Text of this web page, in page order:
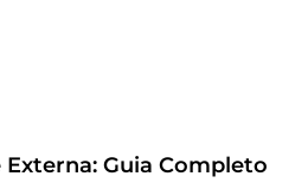
Guia Completo